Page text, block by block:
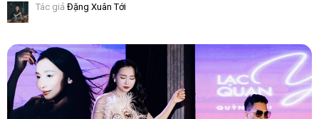
Tác giả Đặng Xuân Tới